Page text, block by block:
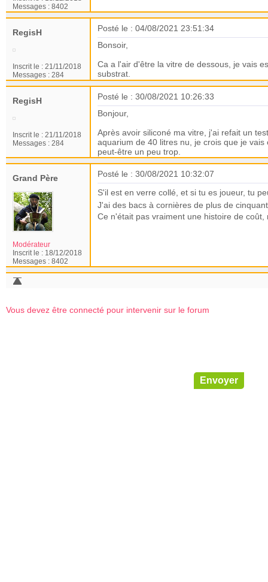
Messages : 8402
RegisH
Inscrit le : 21/11/2018
Messages : 284
Posté le : 04/08/2021 23:51:34
Bonsoir,
Ca a l'air d'être la vitre de dessous, je vais
substrat.
RegisH
Inscrit le : 21/11/2018
Messages : 284
Posté le : 30/08/2021 10:26:33
Bonjour,
Après avoir siliconé ma vitre, j'ai refait un
aquarium de 40 litres nu, je crois que je
peut-être un peu trop.
Grand Père
Modérateur
Inscrit le : 18/12/2018
Messages : 8402
Posté le : 30/08/2021 10:32:07
S'il est en verre collé, et si tu es joueur, tu
J'ai des bacs à cornières de plus de
Ce n'était pas vraiment une histoire de
Vous devez être connecté pour intervenir sur le forum